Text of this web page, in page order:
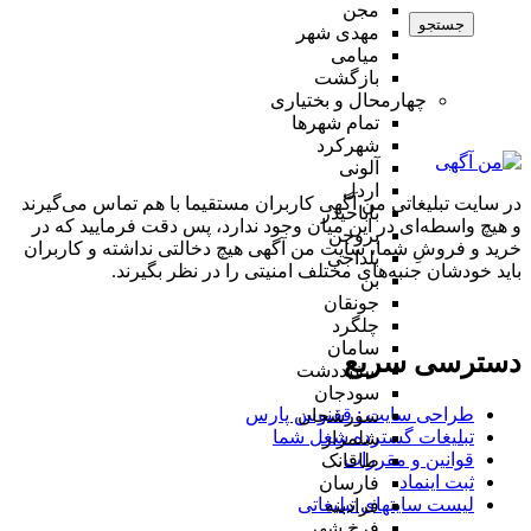
مجن
مهدی شهر
میامی
بازگشت
چهارمحال و بختیاری
تمام شهر‌ها
شهرکرد
آلونی
اردل
باباحیدر
بروجن
بلداجی
بن
جونقان
چلگرد
سامان
سفیددشت
سودجان
سورشجان
شلمزار
طاقانک
فارسان
فرادبنه
جستجو
در سایت تبلیغاتی من آگهی کاربران مستقیما با هم تماس می‌گیرند
و هیچ واسطه‌ای در این میان وجود ندارد، پس دقت فرمایید که در
خرید و فروشِ شما، سایت من آگهی هیچ دخالتی نداشته و کاربران
باید خودشان جنبه‌های مختلف امنیتی را در نظر بگیرند.
دسترسی سریع
طراحی سایت :‌ ققنوس پارس
تبلیغات گسترده شغل شما
قوانین و مقررات
ثبت اینماد
لیست سایتهای تبلیغاتی